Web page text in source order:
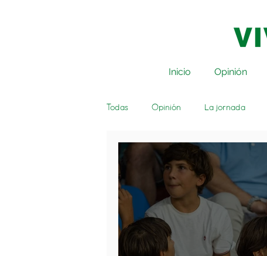
Inicio Opinión
Todas Opinión La jornada